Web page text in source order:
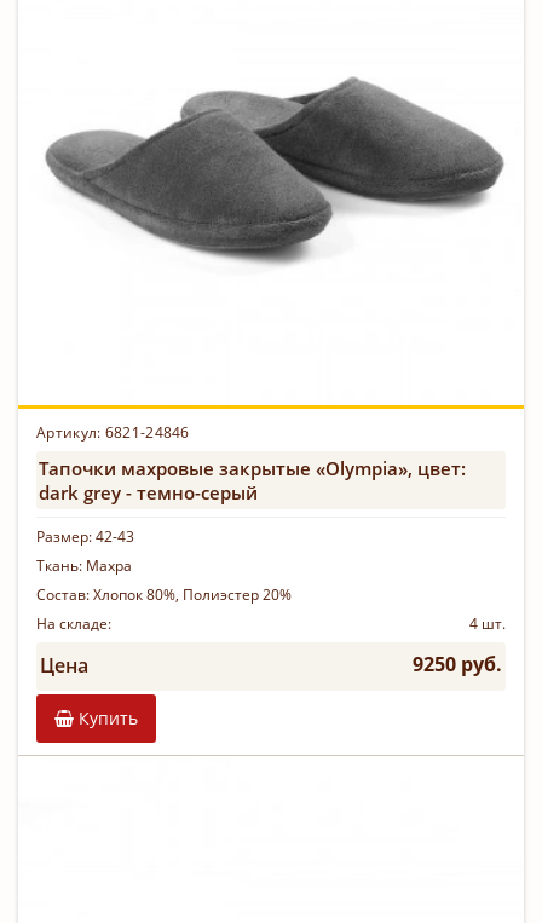
Артикул: 6821-24846
Тапочки махровые закрытые «Olympia», цвет:
dark grey - темно-серый
Размер:42-43
Ткань: Махра
Состав:Хлопок 80%, Полиэстер 20%
На складе:
4 шт.
Цена 9250 руб.
Купить